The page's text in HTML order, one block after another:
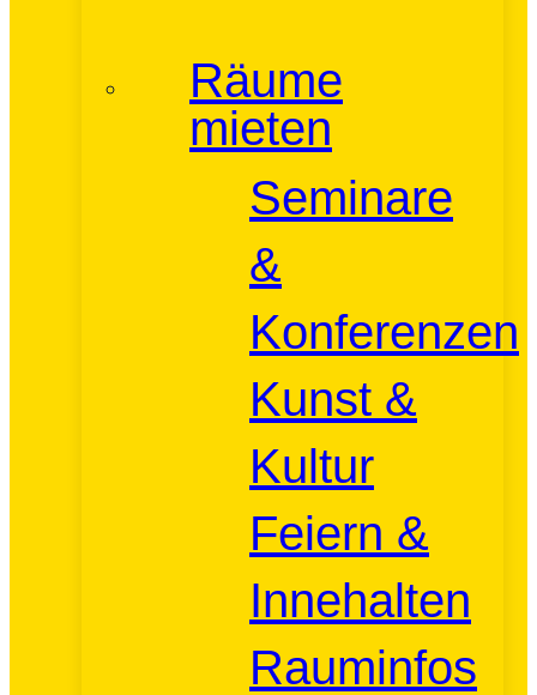
Räume
mieten
Seminare
&
Konferenzen
Kunst &
Kultur
Feiern &
Innehalten
Rauminfos